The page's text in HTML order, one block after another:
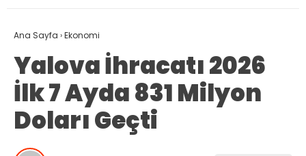
Ana Sayfa ›Ekonomi
Yalova İhracatı 2026
İlk 7 Ayda 831 Milyon
Doları Geçti